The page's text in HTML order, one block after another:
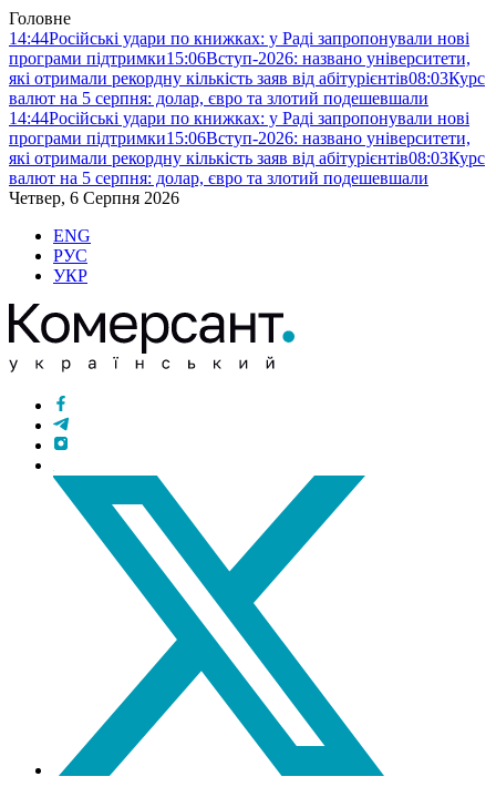
Головне
14:44Російські удари по книжках: у Раді запропонували нові
програми підтримки15:06Вступ-2026: названо університети,
які отримали рекордну кількість заяв від абітурієнтів08:03Курс
валют на 5 серпня: долар, євро та злотий подешевшали
14:44Російські удари по книжках: у Раді запропонували нові
програми підтримки15:06Вступ-2026: названо університети,
які отримали рекордну кількість заяв від абітурієнтів08:03Курс
валют на 5 серпня: долар, євро та злотий подешевшали
Четвер, 6 Серпня 2026
ENG
РУС
УКР